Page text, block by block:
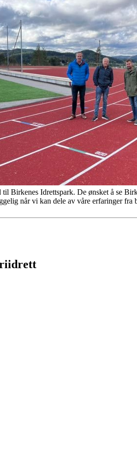
Birkenes Idrettspark. De ønsket å se
når vi kan dele av våre erfaringer